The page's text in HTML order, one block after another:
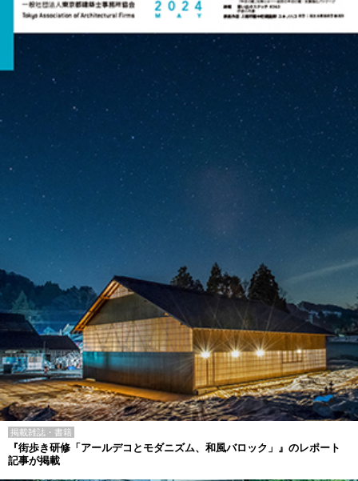
掲載雑誌・書籍
『街歩き研修「アールデコとモダニズム、和風バロック」』のレポート
記事が掲載